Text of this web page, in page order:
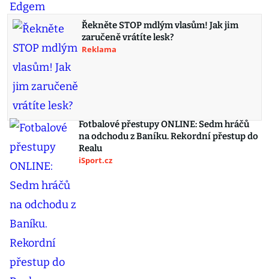
Řekněte STOP mdlým vlasům! Jak jim
zaručeně vrátíte lesk?
Reklama
Fotbalové přestupy ONLINE: Sedm hráčů
na odchodu z Baníku. Rekordní přestup do
Realu
iSport.cz